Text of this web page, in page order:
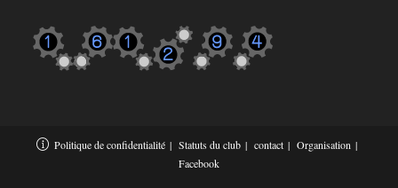
Politique de confidentialité Statuts du club contact
Organisation
Facebook